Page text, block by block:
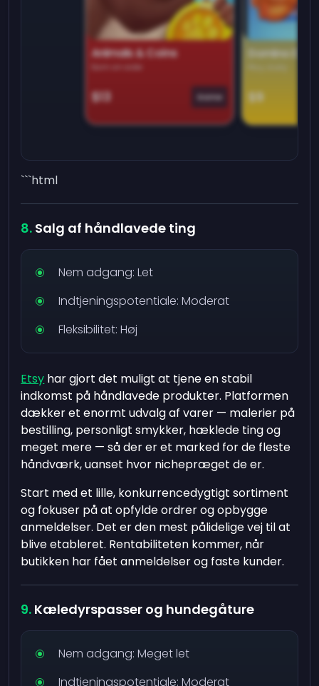
Animals & Coins
Earn on side
$13 Game
Domino
$9
```html
Salg af håndlavede ting
Nem adgang: Let
Indtjeningspotentiale: Moderat
Fleksibilitet: Høj
Etsy har gjort det muligt at tjene en stabil
indkomst på håndlavede produkter. Platformen
dækker et enormt udvalg af varer — malerier på
bestilling, personligt smykker, hæklede ting og
meget mere — så der er et marked for de fleste
håndværk, uanset hvor nichepræget de er.
Start med et lille, konkurrencedygtigt sortiment
og fokuser på at opfylde ordrer og opbygge
anmeldelser. Det er den mest pålidelige vej til at
blive etableret. Rentabiliteten kommer, når
butikken har fået anmeldelser og faste kunder.
Kæledyrspasser og hundegåture
Nem adgang: Meget let
Indtjeningspotentiale: Moderat